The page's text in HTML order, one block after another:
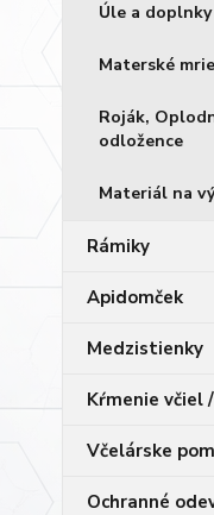
Úle a doplnky
Materské
Roják,
odložence
Materiál na
Rámiky
Apidomček
Medzistienky
Kŕmenie včiel
Včelárske
Ochranné